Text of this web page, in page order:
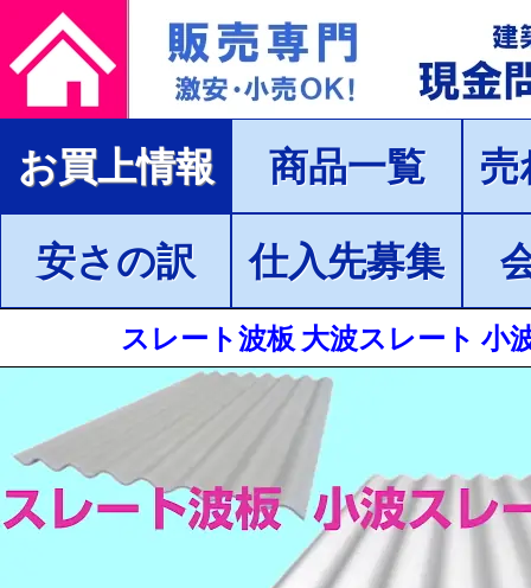
お買上情報 商品一覧 売
安さの訳 仕入先募集
スレート波板 大波スレート 小